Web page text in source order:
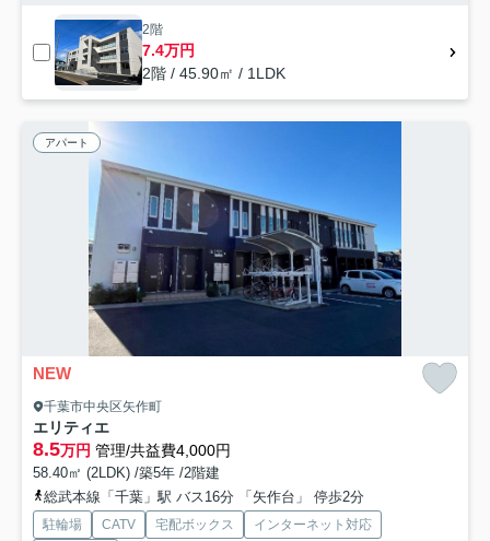
2階
7.4万円
2階 / 45.90㎡ / 1LDK
アパート
NEW
千葉市中央区矢作町
エリティエ
8.5万円 管理/共益費4,000円
58.40㎡ (2LDK) /築5年 /2階建
総武本線「千葉」駅 バス16分 「矢作台」 停歩2分
駐輪場 CATV 宅配ボックス
インターネット対応